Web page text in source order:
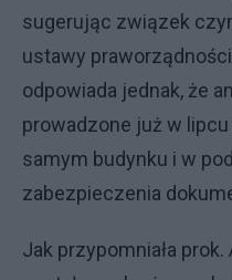
sugerując związek
ustawy
odpowiada jednak, że
prowadzone już w
samym budynku i w
zabezpieczenia
Jak przypomniała prok.